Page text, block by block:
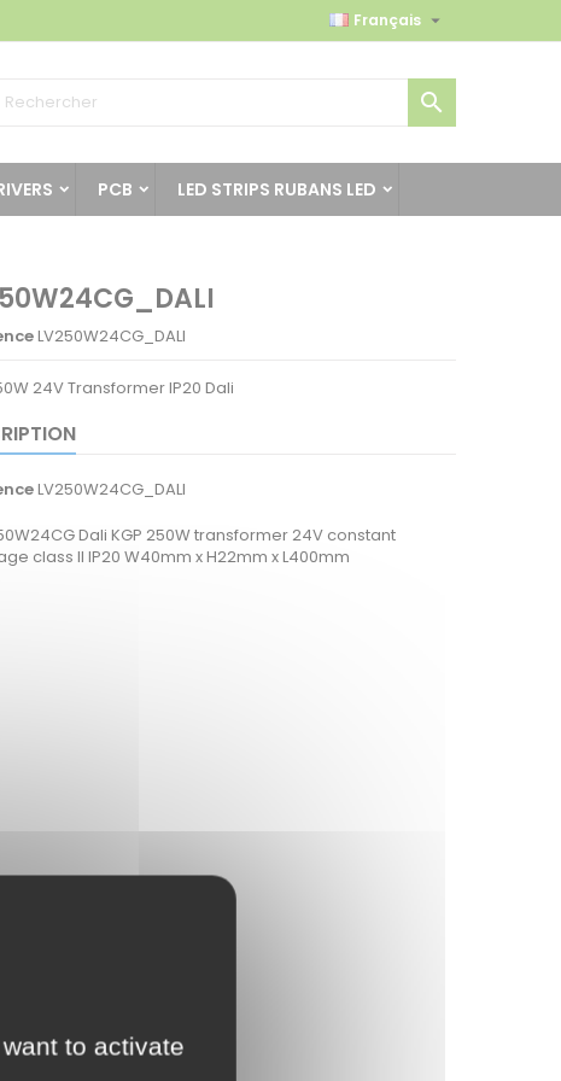
Français 

PCB LED STRIPS RUBANS LED
LV250W24CG_DALI
24V Transformer IP20 Dali
LV250W24CG_DALI
Dali KGP 250W transformer 24V constant
class II IP20 W40mm x H22mm x L400mm
to activate